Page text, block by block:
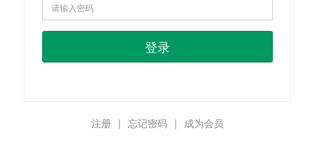
登录
注册 | 忘记密码 | 成为会员